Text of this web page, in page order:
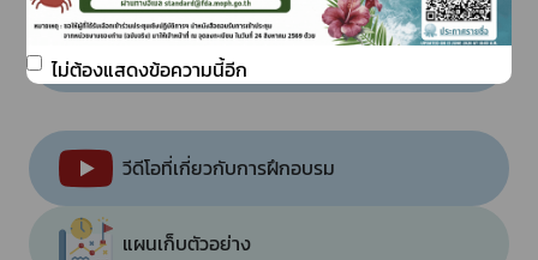
ดาวน์โหลดแบบฟอร์ม
วีดีโอที่เกี่ยวกับการฝึกอบรม
แผนเก็บตัวอย่าง
ไม่ต้องแสดงข้อความนี้อีก